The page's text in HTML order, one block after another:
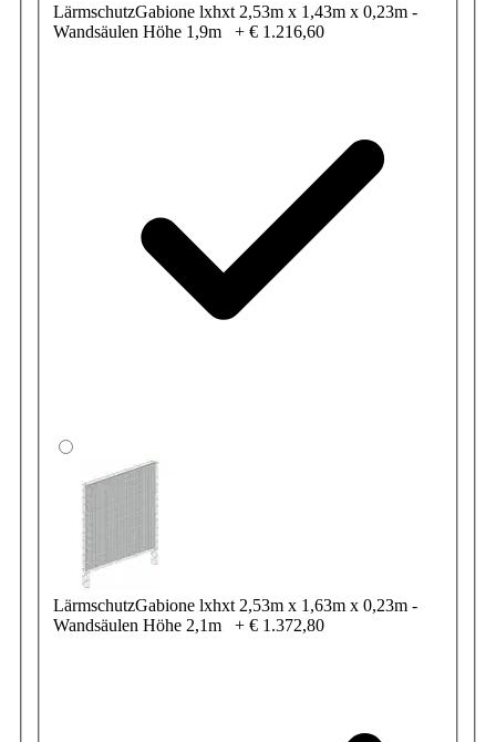
LärmschutzGabione lxhxt 2,53m x 1,43m x 0,23m -
Wandsäulen Höhe 1,9m
+ € 1.216,60
LärmschutzGabione lxhxt 2,53m x 1,63m x 0,23m -
Wandsäulen Höhe 2,1m
+ € 1.372,80